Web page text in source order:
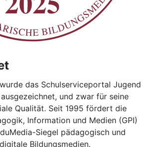
das Schulserviceportal Jugend
und zwar für seine
Qualität. Seit 1995 fördert die
Information und Medien (GPI)
Siegel pädagogisch und
Bildungsmedien.